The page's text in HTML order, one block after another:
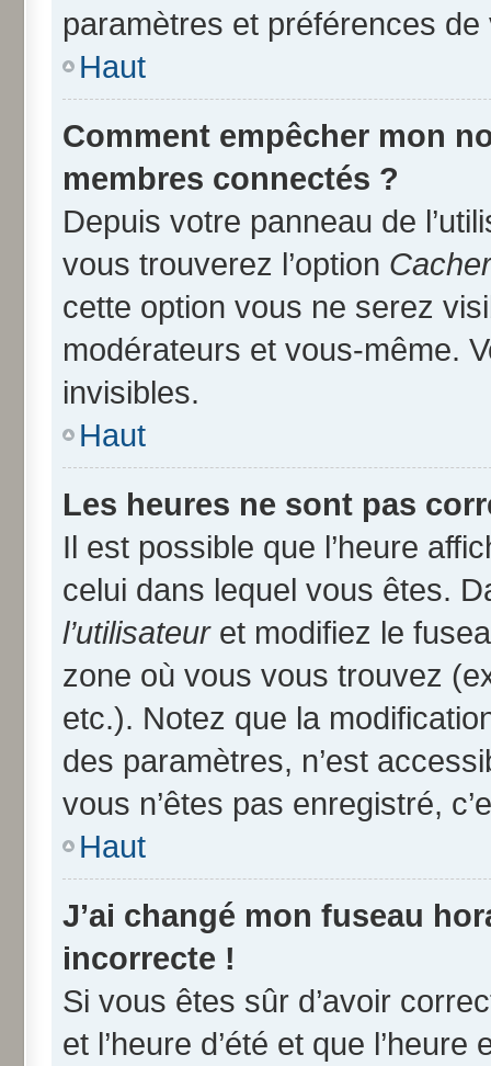
paramètres et préférences
Haut
Comment empêcher mon
membres connectés ?
Depuis votre panneau de
vous trouverez l’option
cette option vous ne serez
modérateurs et vous-même.
invisibles.
Haut
Les heures ne sont pas
Il est possible que l’heure
celui dans lequel vous êtes.
l’utilisateuret modifiez le
zone où vous vous trouvez
etc.). Notez que la
des paramètres, n’est
vous n’êtes pas enregistré,
Haut
J’ai changé mon fuseau
incorrecte !
Si vous êtes sûr d’avoir
et l’heure d’été et que